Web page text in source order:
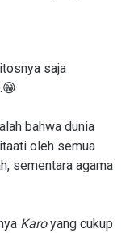
saja
bahwa dunia
oleh semua
sementara agama
Karoyang cukup